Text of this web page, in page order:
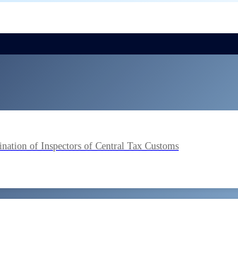
of Inspectors of Central Tax Customs